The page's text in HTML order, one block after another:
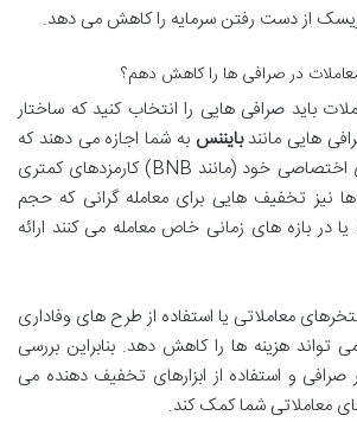
از دست رفتن سرمایه را کاهش می دهد.
در صرافی ها را کاهش دهم؟
باید صرافی هایی را انتخاب کنید که ساختار
هایی مانندبایننس به شما اجازه می دهند که
با استفاده از توکن های اختصاصی خود (مانند BNB) کارمزدهای کمتری
نیز تخفیف هایی برای معامله گرانی که حجم
در بازه های زمانی خاص معامله می کنند ارائه
معاملاتی یا استفاده از طرح های وفاداری
هزینه ها را کاهش دهد. بنابراین بررسی
و استفاده از ابزارهای تخفیف دهنده می
معاملاتی شما کمک کند.